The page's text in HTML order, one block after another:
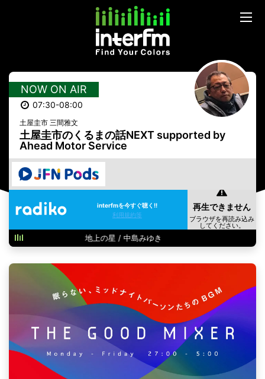
NOW ON AIR
07:30-08:00
土屋圭市 三間雅文
土屋圭市のくるまの話NEXT supported by
Ahead Motor Service
interfmを今すぐ聴く!!
利用規約等
地上の星 / 中島みゆき